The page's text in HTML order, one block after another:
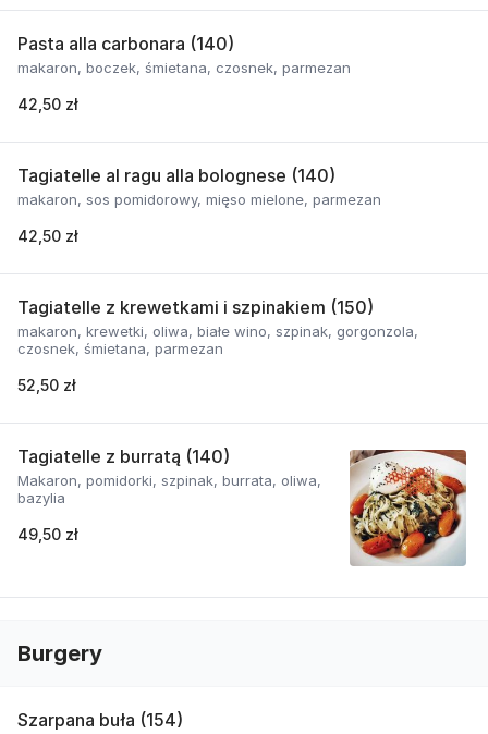
Pasta alla carbonara (140)
makaron, boczek, śmietana, czosnek, parmezan
42,50 zł
Tagiatelle al ragu alla bolognese (140)
makaron, sos pomidorowy, mięso mielone, parmezan
42,50 zł
Tagiatelle z krewetkami i szpinakiem (150)
makaron, krewetki, oliwa, białe wino, szpinak, gorgonzola,
czosnek, śmietana, parmezan
52,50 zł
Tagiatelle z burratą (140)
Makaron, pomidorki, szpinak, burrata, oliwa,
bazylia
49,50 zł
Burgery
Szarpana buła (154)